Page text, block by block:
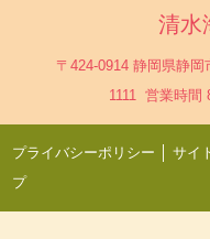
清水
〒424-0914 静岡県静
1111 営業時間
プライバシーポリシー │サイ
プ